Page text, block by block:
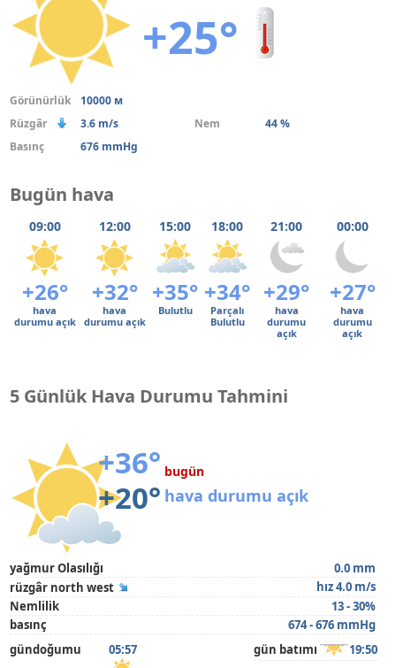
+25°
Görünürlük
10000 м
Rüzgâr
3.6 m/s Nem
44 %
Basınç
676 mmHg
Bugün hava
09:00 12:00 15:00 18:00 21:00 00:00
+26° +32° +35° +34° +29° +27°
hava
durumu açık
hava
durumu açık
Bulutlu
Parçalı
Bulutlu
hava
durumu
açık
hava
durumu
açık
5 Günlük Hava Durumu Tahmini
+36°
+20°
bugün
hava durumu açık
yağmur Olasılığı
0.0 mm
rüzgâr north west
hız 4.0 m/s
Nemlilik
13 - 30%
basınç
674 - 676 mmHg
gündoğumu
05:57 gün batımı 19:50